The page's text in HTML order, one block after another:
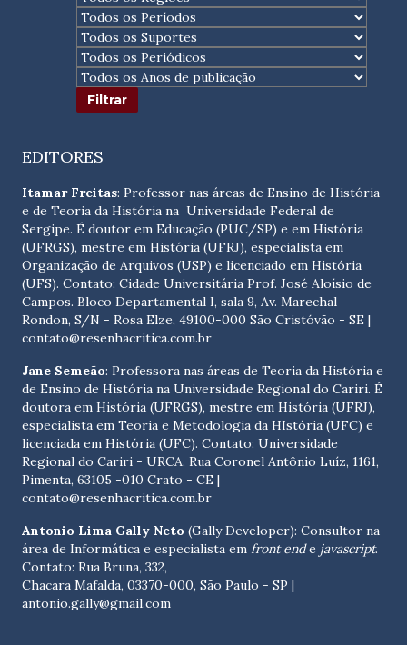
EDITORES
Itamar Freitas: Professor nas áreas de Ensino de História
e de Teoria da História na Universidade Federal de
Sergipe. É doutor em Educação (PUC/SP) e em História
(UFRGS), mestre em História (UFRJ), especialista em
Organização de Arquivos (USP) e licenciado em História
(UFS). Contato: Cidade Universitária Prof. José Aloísio de
Campos. Bloco Departamental I, sala 9, Av. Marechal
Rondon, S/N - Rosa Elze, 49100-000 São Cristóvão - SE |
contato@resenhacritica.com.br
Jane Semeão: Professora nas áreas de Teoria da História e
de Ensino de História na Universidade Regional do Cariri. É
doutora em História (UFRGS), mestre em História (UFRJ),
especialista em Teoria e Metodologia da HIstória (UFC) e
licenciada em História (UFC). Contato: Universidade
Regional do Cariri - URCA. Rua Coronel Antônio Luíz, 1161,
Pimenta, 63105 -010 Crato - CE |
contato@resenhacritica.com.br
Antonio Lima Gally Neto (Gally Developer): Consultor na
área de Informática e especialista em front ende javascript.
Contato: Rua Bruna, 332,
Chacara Mafalda, 03370-000, São Paulo - SP |
antonio.gally@gmail.com